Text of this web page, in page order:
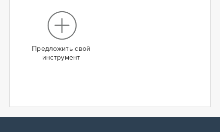
Предложить свой
инструмент